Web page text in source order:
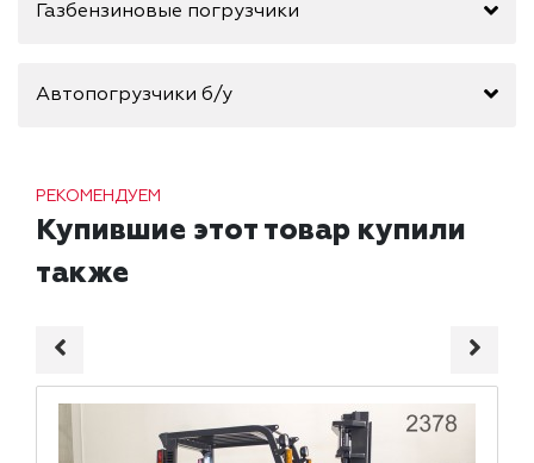
Газбензиновые погрузчики
Автопогрузчики б/у
РЕКОМЕНДУЕМ
Купившие этот товар купили
также